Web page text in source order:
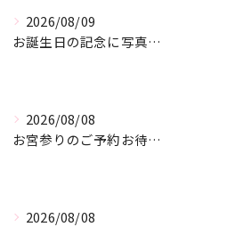
2026/08/09
お誕生日の記念に写真を撮ろう！
2026/08/08
お宮参りのご予約お待ちしております。
2026/08/08